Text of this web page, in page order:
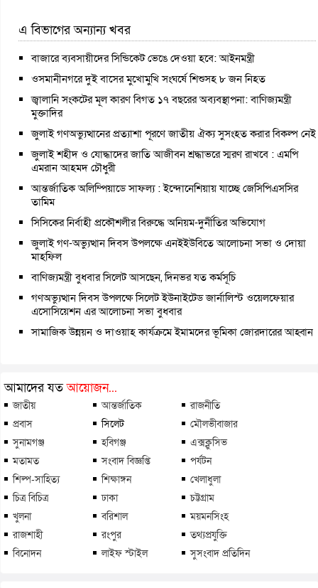
এ বিভাগের অন্যান্য খবর
বাজারে ব্যবসায়ীদের সিন্ডিকেট ভেঙে দেওয়া হবে: আইনমন্ত্রী
ওসমানীনগরে দুই বাসের মুখোমুখি সংঘর্ষে শিশুসহ ৮ জন নিহত
জ্বালানি সংকটের মূল কারণ বিগত ১৭ বছরের অব্যবস্থাপনা: বাণিজ্যমন্ত্রী
মুক্তাদির
জুলাই গণঅভ্যুত্থানের প্রত্যাশা পূরণে জাতীয় ঐক্য সুসংহত করার বিকল্প নেই
জুলাই শহীদ ও যোদ্ধাদের জাতি আজীবন শ্রদ্ধাভরে স্মরণ রাখবে : এমপি
এমরান আহমদ চৌধুরী
আন্তর্জাতিক অলিম্পিয়াডে সাফল্য : ইন্দোনেশিয়ায় যাচ্ছে জেসিপিএসসির
তামিম
সিসিকের নির্বাহী প্রকৌশলীর বিরুদ্ধে অনিয়ম-দুর্নীতির অভিযোগ
জুলাই গণ-অভ্যুত্থান দিবস উপলক্ষে এনইইউবিতে আলোচনা সভা ও দোয়া
মাহফিল
বাণিজ্যমন্ত্রী বুধবার সিলেট আসছেন, দিনভর যত কর্মসূচি
গণঅভ্যুত্থান দিবস উপলক্ষে সিলেট ইউনাইটেড জার্নালিস্ট ওয়েলফেয়ার
এসোসিয়েশন এর আলোচনা সভা বুধবার
সামাজিক উন্নয়ন ও দাওয়াহ কার্যক্রমে ইমামদের ভূমিকা জোরদারের আহ্বান
আমাদের যতআয়োজন...
জাতীয় আন্তর্জাতিক
রাজনীতি
প্রবাস
সিলেট
মৌলভীবাজার
সুনামগঞ্জ
হবিগঞ্জ
এক্সক্লুসিভ
মতামত
সংবাদ বিজ্ঞপ্তি
পর্যটন
শিল্প-সাহিত্য
শিক্ষাঙ্গন
খেলাধুলা
চিত্র বিচিত্র
ঢাকা
চট্টগ্রাম
খুলনা
বরিশাল
ময়মনসিংহ
রাজশাহী
রংপুর
তথ্যপ্রযুক্তি
বিনোদন
লাইফ স্টাইল সুসংবাদ প্রতিদিন